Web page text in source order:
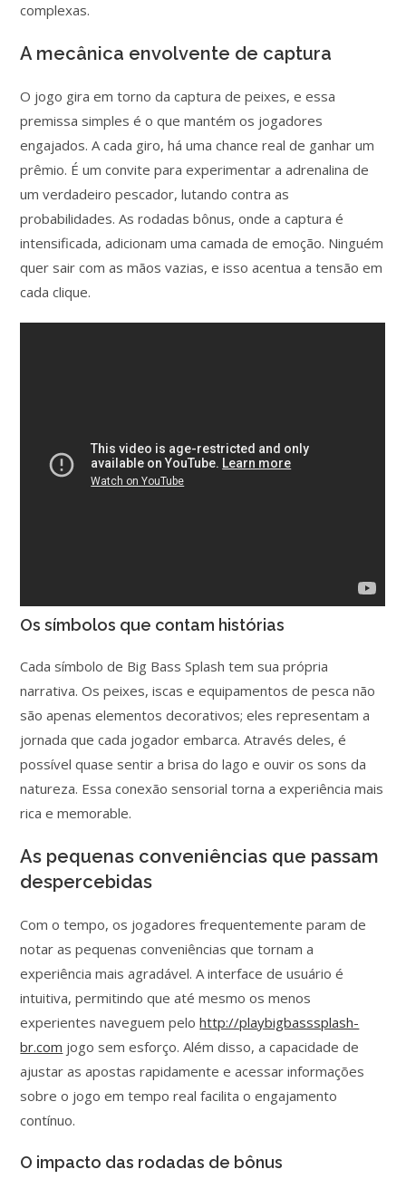
complexas.
A mecânica envolvente de captura
O jogo gira em torno da captura de peixes, e essa
premissa simples é o que mantém os jogadores
engajados. A cada giro, há uma chance real de ganhar um
prêmio. É um convite para experimentar a adrenalina de
um verdadeiro pescador, lutando contra as
probabilidades. As rodadas bônus, onde a captura é
intensificada, adicionam uma camada de emoção. Ninguém
quer sair com as mãos vazias, e isso acentua a tensão em
cada clique.
Os símbolos que contam histórias
Cada símbolo de Big Bass Splash tem sua própria
narrativa. Os peixes, iscas e equipamentos de pesca não
são apenas elementos decorativos; eles representam a
jornada que cada jogador embarca. Através deles, é
possível quase sentir a brisa do lago e ouvir os sons da
natureza. Essa conexão sensorial torna a experiência mais
rica e memorable.
As pequenas conveniências que passam
despercebidas
Com o tempo, os jogadores frequentemente param de
notar as pequenas conveniências que tornam a
experiência mais agradável. A interface de usuário é
intuitiva, permitindo que até mesmo os menos
experientes naveguem pelohttp://playbigbasssplash-
br.com jogo sem esforço. Além disso, a capacidade de
ajustar as apostas rapidamente e acessar informações
sobre o jogo em tempo real facilita o engajamento
contínuo.
O impacto das rodadas de bônus